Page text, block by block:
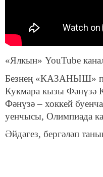
«Ялкын» YouTube
Безнең «КАЗАНЫШ»
Кукмара кызы Фәнүзә
Фәнүзә – хоккей
уенчысы, Олимпиада
Әйдәгез, бергәләп